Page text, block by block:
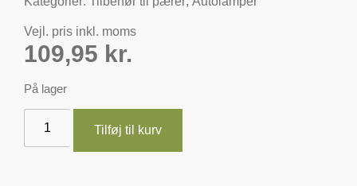
Vejl. pris inkl. moms
109,95 kr.
På lager
Tilføj til kurv